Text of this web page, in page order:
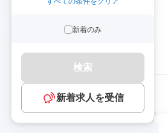
新着のみ
検索
新着求人を受信